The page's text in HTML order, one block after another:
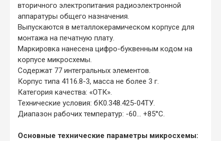
вторичного электропитания радиоэлектронной
аппаратуры общего назначения.
Выпускаются в металлокерамическом корпусе для
монтажа на печатную плату.
Маркировка нанесена цифро-буквенным кодом на
корпусе микросхемы.
Содержат 77 интегральных элементов.
Корпус типа 4116.8-3, масса не более 3 г.
Категория качества: «ОТК».
Технические условия: бК0.348.425-04ТУ.
Диапазон рабочих температур: -60... +85°С.
Основные технические параметры микросхемы: